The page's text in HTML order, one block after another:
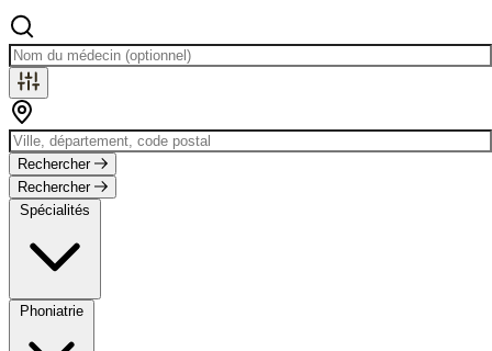
Rechercher
Rechercher
Spécialités
Phoniatrie